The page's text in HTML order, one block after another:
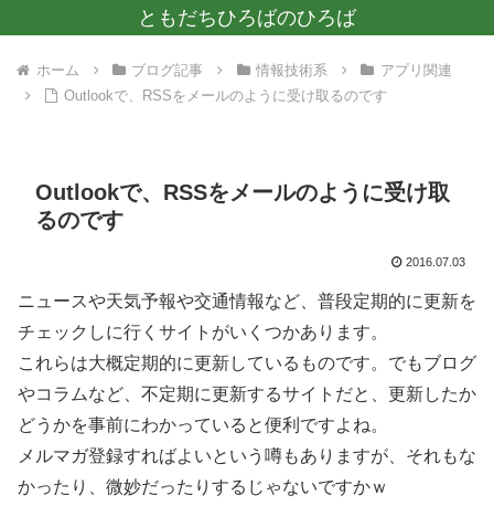
ともだちひろばのひろば
ホーム ブログ記事 情報技術系
アプリ関連
Outlookで、RSSをメールのように受け取るのです
Outlookで、RSSをメールのように受け取
るのです
2016.07.03
ニュースや天気予報や交通情報など、普段定期的に更新を
チェックしに行くサイトがいくつかあります。
これらは大概定期的に更新しているものです。でもブログ
やコラムなど、不定期に更新するサイトだと、更新したか
どうかを事前にわかっていると便利ですよね。
メルマガ登録すればよいという噂もありますが、それもな
かったり、微妙だったりするじゃないですかｗ